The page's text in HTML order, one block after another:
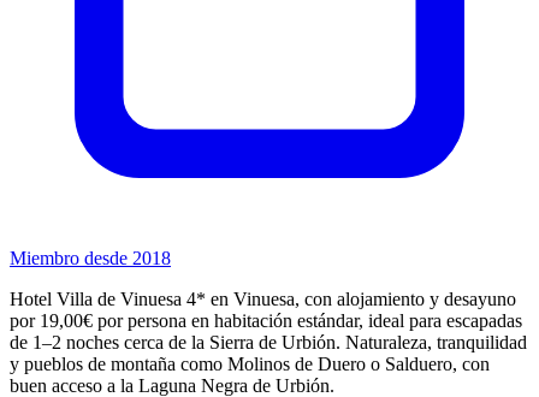
Miembro desde 2018
Hotel Villa de Vinuesa 4* en Vinuesa, con alojamiento y desayuno
por 19,00€ por persona en habitación estándar, ideal para escapadas
de 1–2 noches cerca de la Sierra de Urbión. Naturaleza, tranquilidad
y pueblos de montaña como Molinos de Duero o Salduero, con
buen acceso a la Laguna Negra de Urbión.